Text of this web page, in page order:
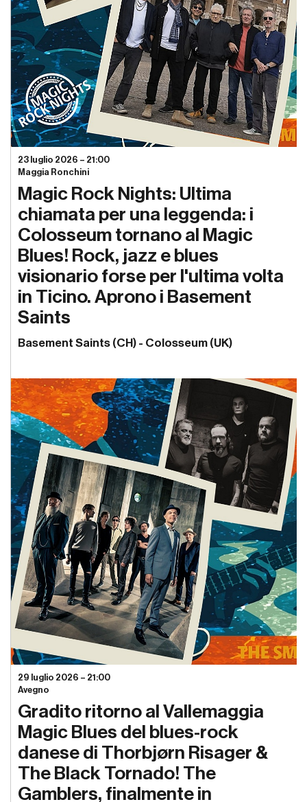
23 luglio 2026 – 21:00
Maggia Ronchini
Magic Rock Nights: Ultima
chiamata per una leggenda: i
Colosseum tornano al Magic
Blues! Rock, jazz e blues
visionario forse per l'ultima volta
in Ticino. Aprono i Basement
Saints
Basement Saints (CH) - Colosseum (UK)
29 luglio 2026 – 21:00
Avegno
Gradito ritorno al Vallemaggia
Magic Blues del blues-rock
danese di Thorbjørn Risager &
The Black Tornado! The
Gamblers, finalmente in